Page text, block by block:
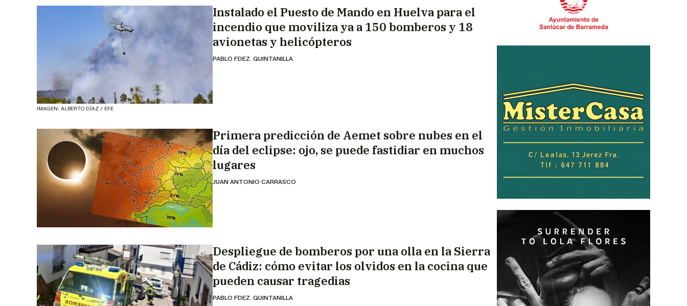
IMAGEN: ALBERTO DÍAZ / EFE
Instalado el Puesto de Mando en Huelva para el
incendio que moviliza ya a 150 bomberos y 18
avionetas y helicópteros
PABLO FDEZ. QUINTANILLA
Primera predicción de Aemet sobre nubes en el
día del eclipse: ojo, se puede fastidiar en muchos
lugares
JUAN ANTONIO CARRASCO
Despliegue de bomberos por una olla en la Sierra
de Cádiz: cómo evitar los olvidos en la cocina que
pueden causar tragedias
PABLO FDEZ. QUINTANILLA